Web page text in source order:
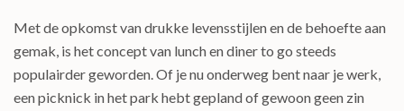
Met de opkomst van drukke levensstijlen en de behoefte aan
gemak, is het concept van lunch en diner to go steeds
populairder geworden. Of je nu onderweg bent naar je werk,
een picknick in het park hebt gepland of gewoon geen zin